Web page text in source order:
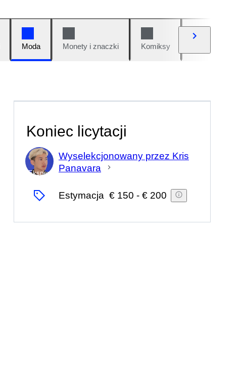
Moda Monety i znaczki Komiksy
Koniec licytacji
Ekspert
Wyselekcjonowany przez Kris
Panavara
Estymacja € 150 - € 200